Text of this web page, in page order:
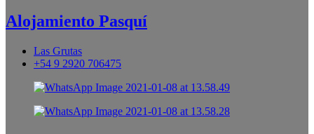
Alojamiento Pasquí
Las Grutas
+54 9 2920 706475